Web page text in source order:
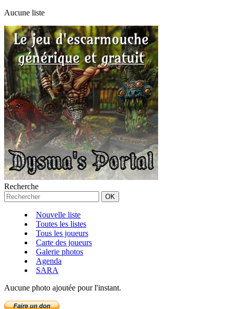
Aucune liste
Recherche
Nouvelle liste
Toutes les listes
Tous les joueurs
Carte des joueurs
Galerie photos
Agenda
SARA
Aucune photo ajoutée pour l'instant.